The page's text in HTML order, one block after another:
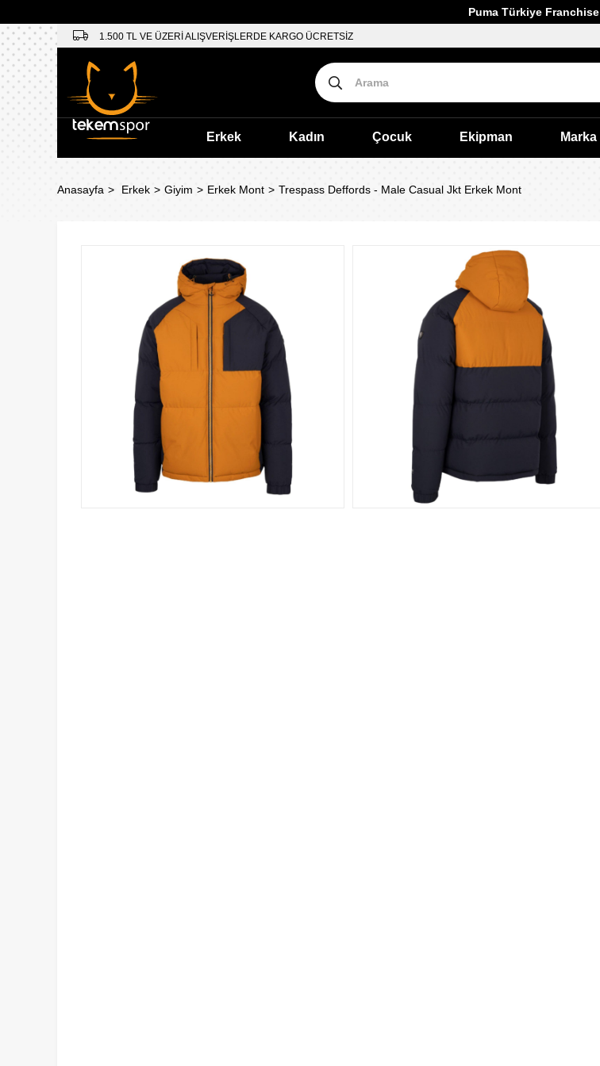
Puma Türkiye Franchise
1.500 TL VE ÜZERİ ALIŞVERİŞLERDE KARGO ÜCRETSİZ
Erkek Kadın Çocuk Ekipman Marka
Anasayfa Erkek Giyim Erkek Mont Trespass Deffords - Male Casual Jkt Erkek Mont